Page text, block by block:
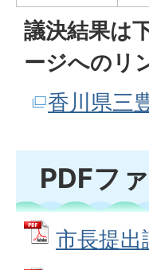
議決結果は
ージへのリ
香川県三
PDFフ
市長提出